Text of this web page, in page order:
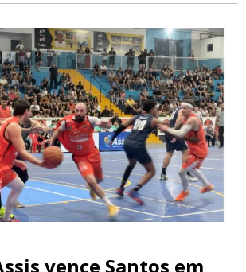
vence Santos em